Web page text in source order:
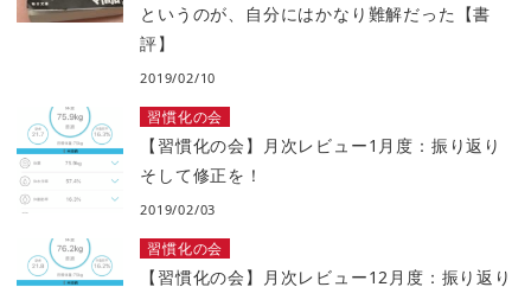
というのが、自分にはかなり難解だった【書
評】
2019/02/10
習慣化の会
【習慣化の会】月次レビュー1月度：振り返り
そして修正を！
2019/02/03
習慣化の会
【習慣化の会】月次レビュー12月度：振り返り